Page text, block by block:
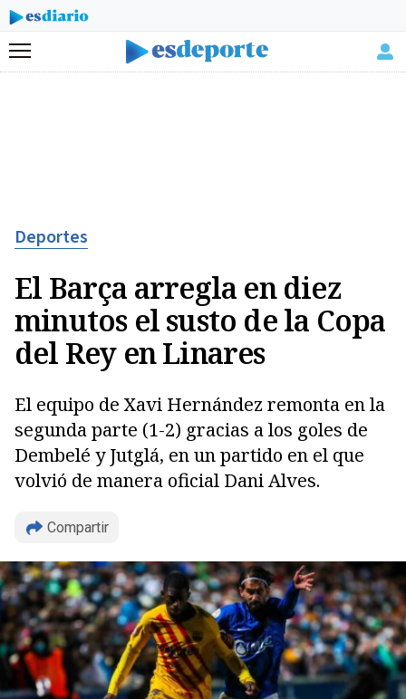
Menú
Deportes
El Barça arregla en diez
minutos el susto de la Copa
del Rey en Linares
El equipo de Xavi Hernández remonta en la
segunda parte (1-2) gracias a los goles de
Dembelé y Jutglá, en un partido en el que
volvió de manera oficial Dani Alves.
Compartir
Copiar